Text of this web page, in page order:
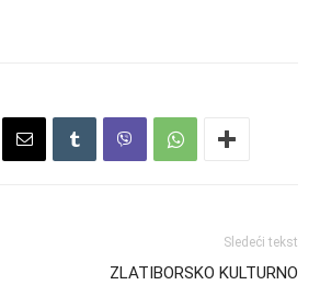
Sledeći tekst
ZLATIBORSKO KULTURNO